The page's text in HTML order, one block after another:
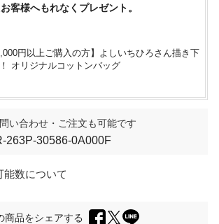
客様へもれなくプレゼント。
円以上ご購入の方】よしいちひろさん描き下
オリジナルコットンバッグ
い合わせ・ご注文も可能です
263P-30586-0A000F
能数について
商品をシェアする